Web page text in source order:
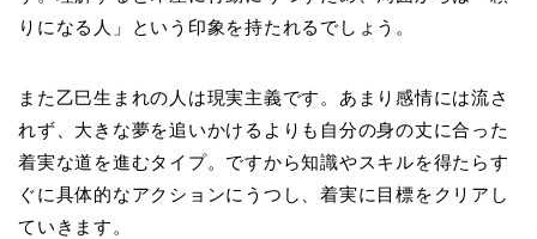
りになる人」という印象を持たれるでしょう。
また乙巳生まれの人は現実主義です。あまり感情には流さ
れず、大きな夢を追いかけるよりも自分の身の丈に合った
着実な道を進むタイプ。ですから知識やスキルを得たらす
ぐに具体的なアクションにうつし、着実に目標をクリアし
ていきます。